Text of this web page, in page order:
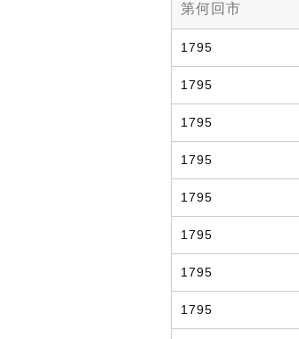
第何回市
1795
1795
1795
1795
1795
1795
1795
1795